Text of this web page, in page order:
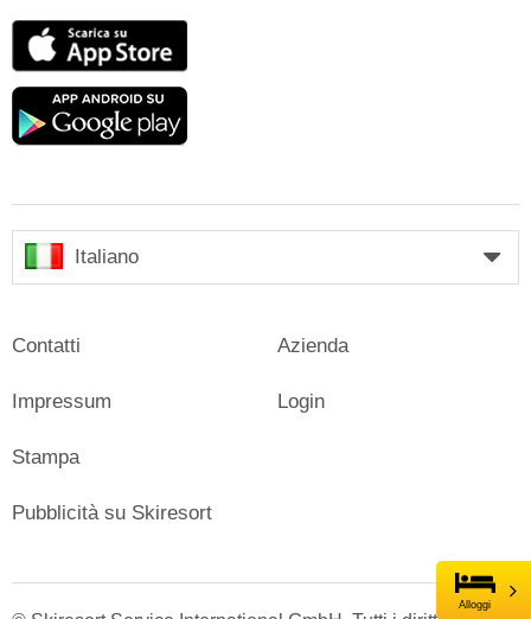
Alloggi
Google
Italiano
Contatti
Impressum
Stampa
Azienda
Login
Pubblicità su Skiresort